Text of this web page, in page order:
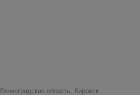
Ленинградская область, Кировск